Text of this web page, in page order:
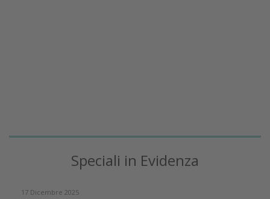
Speciali in Evidenza
17 Dicembre 2025